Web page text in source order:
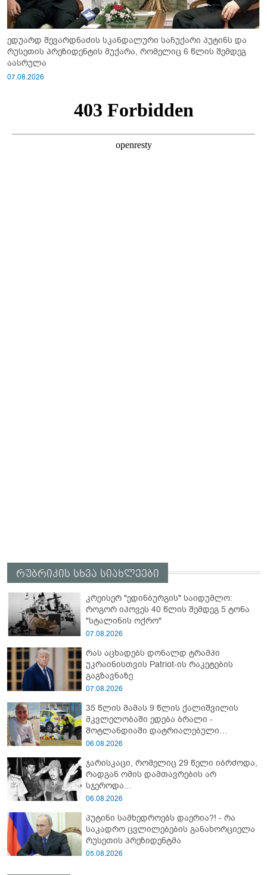
ედუარდ შევარდნაძის სკანდალური საჩუქარი პუტინს და
რუსეთის პრეზიდენტის მუქარა, რომელიც 6 წლის შემდეგ
აასრულა
07.08.2026
რუბრიკის სხვა სიახლეები
კრეისერ "ედინბურგის" საიდუმლო:
როგორ იპოვეს 40 წლის შემდეგ 5 ტონა
"სტალინის ოქრო"
07.08.2026
რას აცხადებს დონალდ ტრამპი
უკრაინისთვის Patriot-ის რაკეტების
გაგზავნაზე
07.08.2026
35 წლის მამას 9 წლის ქალიშვილის
მკვლელობაში ედება ბრალი -
შოტლანდიაში დატრიალებული
ტრაგედიის დეტალები
06.08.2026
ჯარისკაცი, რომელიც 29 წელი იბრძოდა,
რადგან ომის დამთავრების არ
სჯეროდა...
06.08.2026
პუტინი სამხედროებს დაერია?! - რა
საკადრო ცვლილებების განახორციელა
რუსეთის პრეზიდენტმა
05.08.2026